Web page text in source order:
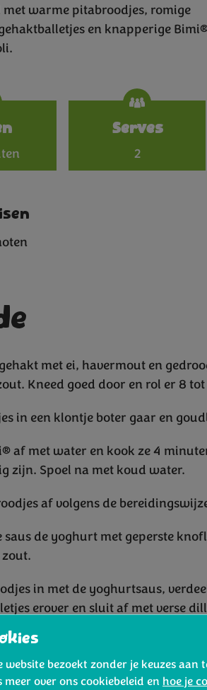
warme pitabroodjes, romige
en knapperige
Serves
2
met ei, havermout en
Kneed goed door en rol er 8
in een klontje boter gaar en
af met water en kook ze 4
zijn. Spoel na met koud water.
af volgens de
saus de yoghurt met geperste
in met de yoghurtsaus,
erover en sluit af met verse
Ik deed er ook nog wat rode
bezoekt zonder je keuzes aan
over ons cookiebeleid en hoe je